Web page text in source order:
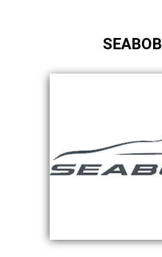
בכנרת טבריה
בכנרת ילדים
בצפון
בארץ
מדובאי / לדובאי
SEABOB